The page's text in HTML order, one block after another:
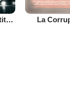
Le Monde est petit (TV) La